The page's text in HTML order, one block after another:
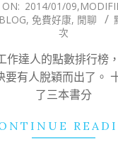
ON: 2014/01/09
, 免費好康, 閒聊
次
作達人的點數排行榜
要有人脫穎而出了。
了三本書分